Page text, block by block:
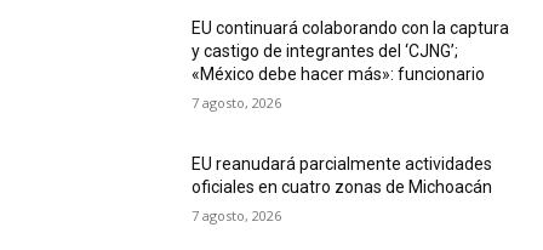
EU continuará colaborando con la captura
y castigo de integrantes del ‘CJNG’;
«México debe hacer más»: funcionario
7 agosto, 2026
EU reanudará parcialmente actividades
oficiales en cuatro zonas de Michoacán
7 agosto, 2026